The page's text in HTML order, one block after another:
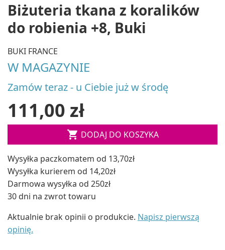
Biżuteria tkana z koralików
do robienia +8, Buki
BUKI FRANCE
W MAGAZYNIE
Zamów teraz - u Ciebie już w środę
111,00 zł
 DODAJ DO KOSZYKA
Wysyłka paczkomatem od 13,70zł
Wysyłka kurierem od 14,20zł
Darmowa wysyłka od 250zł
30 dni na zwrot towaru
Aktualnie brak opinii o produkcie. Napisz pierwszą
opinię.